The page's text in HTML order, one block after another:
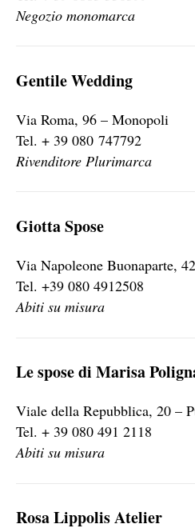
Negozio monomarca
Gentile Wedding
Via Roma, 96 – Monopoli
Tel. + 39 080 747792
Rivenditore Plurimarca
Giotta Spose
Via Napoleone Buonaparte,
Tel. +39 080 4912508
Abiti su misura
Le spose di Marisa
Viale della Repubblica, 20 –
Tel. + 39 080 491 2118
Abiti su misura
Rosa Lippolis Atelier